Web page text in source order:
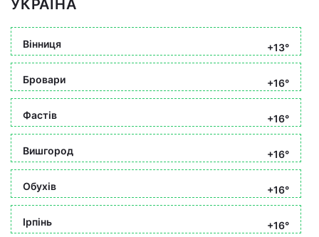
УКРАЇНА
Вінниця +13°
Бровари +16°
Фастів +16°
Вишгород +16°
Обухів +16°
Ірпінь
+16°